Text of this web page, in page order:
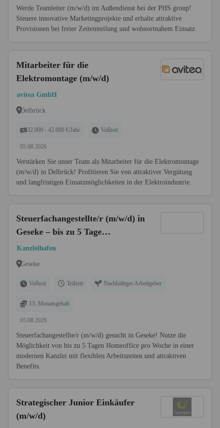
Werde Teamleiter (m/w/d) im Außendienst bei der PHS group!
Steuere innovative Marketingprojekte und erhalte attraktive
Provisionen bei freier Zeiteinteilung und wohnortnahem Einsatz.
Mitarbeiter für die
Elektromontage (m/w/d)
avitea GmbH
Delbrück
32.000 - 42.000 €/Jahr Vollzeit
05.08.2026
Verstärken Sie unser Team als Mitarbeiter für die Elektromontage
(m/w/d) in Delbrück! Profitieren Sie von attraktiver Vergütung
und langfristigen Einsatzmöglichkeiten in der Elektroindustrie.
Steuerfachangestellte/r (m/w/d) in
Geseke – bis zu 5 Tage
Homeoffice
Kanzleihafen
Geseke
Vollzeit Teilzeit Nachhaltiger Arbeitgeber
13. Monatsgehalt
05.08.2026
Steuerfachangestellte/r (m/w/d) gesucht in Geseke! Nutze die
Möglichkeit von bis zu 5 Tagen Homeoffice pro Woche in einer
modernen Kanzlei mit flexiblen Arbeitszeiten und attraktiven
Benefits.
Strategischer Junior Einkäufer
(m/w/d)